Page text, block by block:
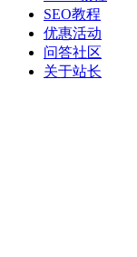
SEO教程
优惠活动
问答社区
关于站长